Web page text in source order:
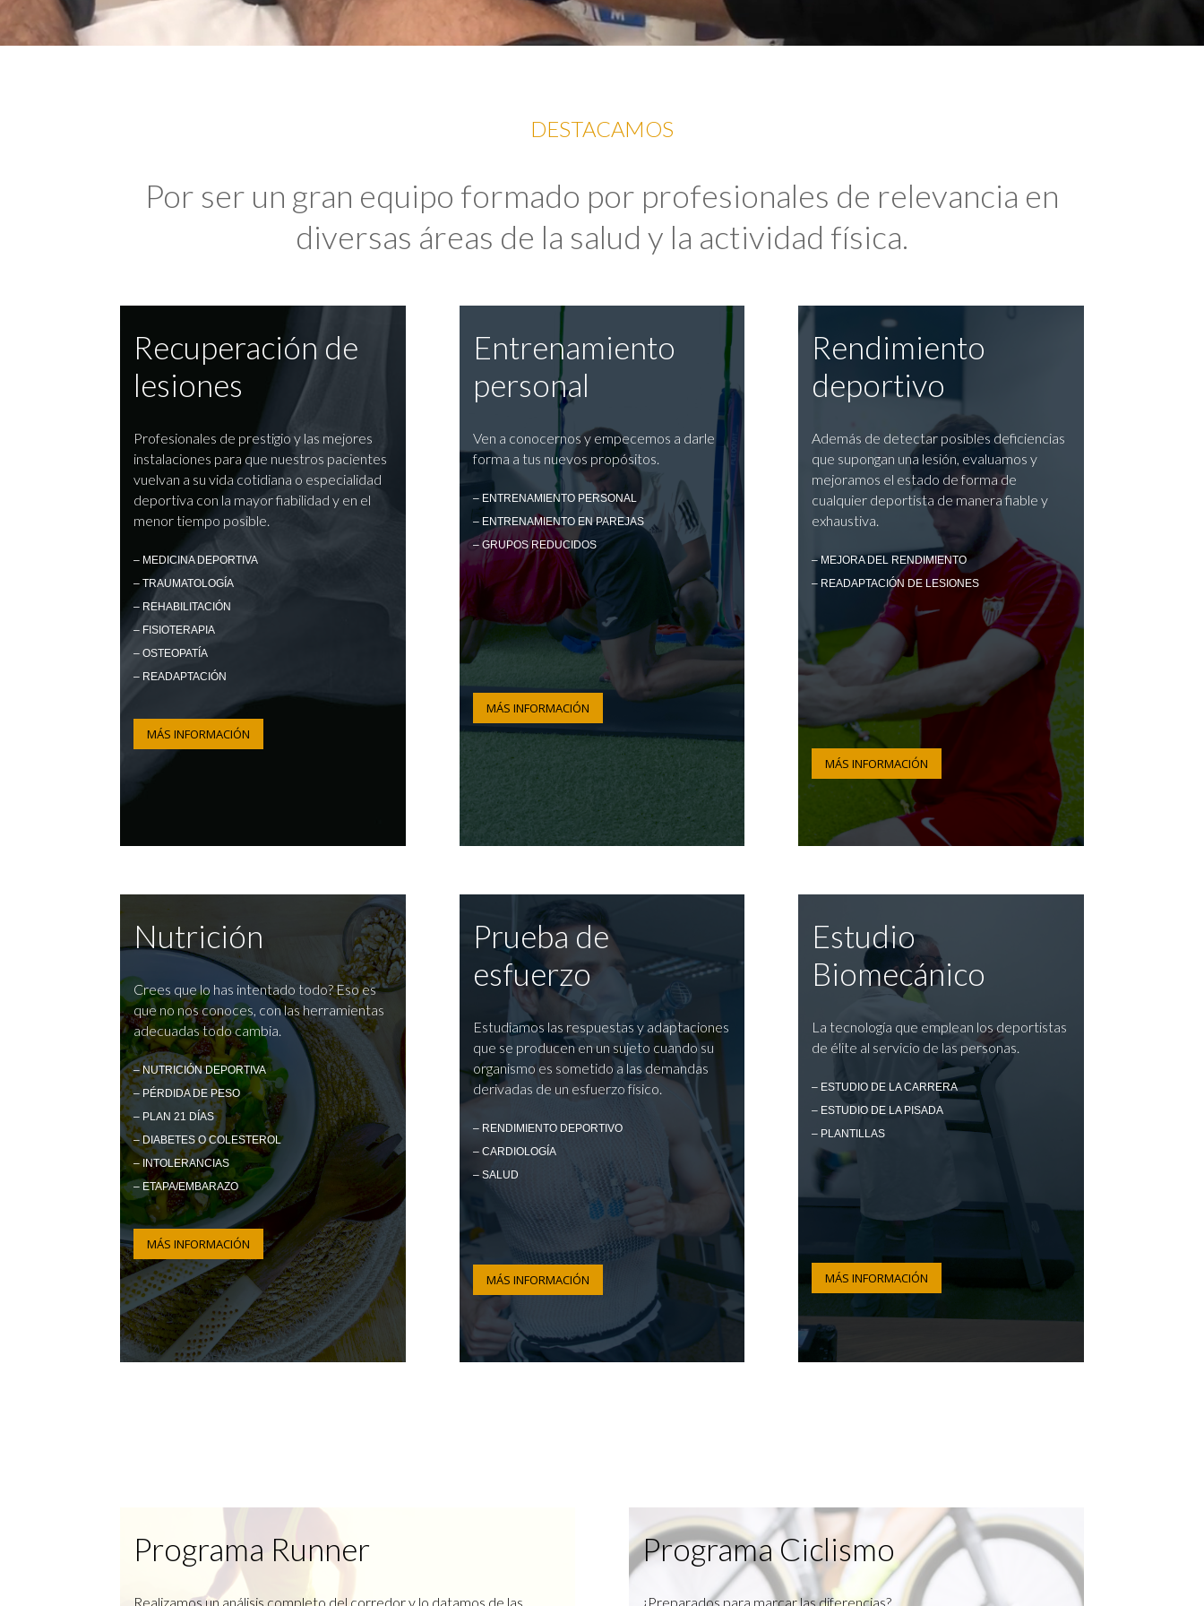
DESTACAMOS
Por ser un gran equipo formado por profesionales de relevancia en
diversas áreas de la salud y la actividad física.
Recuperación de
lesiones
Profesionales de prestigio y las mejores
instalaciones para que nuestros pacientes
vuelvan a su vida cotidiana o especialidad
deportiva con la mayor fiabilidad y en el
menor tiempo posible.
– MEDICINA DEPORTIVA
– TRAUMATOLOGÍA
– REHABILITACIÓN
– FISIOTERAPIA
– OSTEOPATÍA
– READAPTACIÓN
MÁS INFORMACIÓN
Entrenamiento
personal
Ven a conocernos y empecemos a darle
forma a tus nuevos propósitos.
– ENTRENAMIENTO PERSONAL
– ENTRENAMIENTO EN PAREJAS
– GRUPOS REDUCIDOS
MÁS INFORMACIÓN
Rendimiento
deportivo
Además de detectar posibles deficiencias
que supongan una lesión, evaluamos y
mejoramos el estado de forma de
cualquier deportista de manera fiable y
exhaustiva.
– MEJORA DEL RENDIMIENTO
– READAPTACIÓN DE LESIONES
MÁS INFORMACIÓN
Nutrición
Crees que lo has intentado todo? Eso es
que no nos conoces, con las herramientas
adecuadas todo cambia.
– NUTRICIÓN DEPORTIVA
– PÉRDIDA DE PESO
– PLAN 21 DÍAS
– DIABETES O COLESTEROL
– INTOLERANCIAS
– ETAPA/EMBARAZO
MÁS INFORMACIÓN
Prueba de
esfuerzo
Estudiamos las respuestas y adaptaciones
que se producen en un sujeto cuando su
organismo es sometido a las demandas
derivadas de un esfuerzo físico.
– RENDIMIENTO DEPORTIVO
– CARDIOLOGÍA
– SALUD
MÁS INFORMACIÓN
Estudio
Biomecánico
La tecnología que emplean los deportistas
de élite al servicio de las personas.
– ESTUDIO DE LA CARRERA
– ESTUDIO DE LA PISADA
– PLANTILLAS
MÁS INFORMACIÓN
Programa Runner
Realizamos un análisis completo del corredor y lo datamos de las
Programa Ciclismo
¿Preparados para marcar las diferencias?